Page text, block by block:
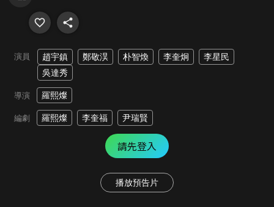
演員 趙宇鎮 鄭敬淏 朴智煥 李奎炯
李星民
吳達秀
導演 羅熙燦
編劇 羅熙燦 李奎福 尹瑞賢
請先登入
播放預告片